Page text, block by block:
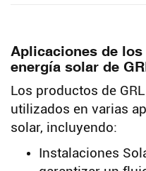
Aplicaciones de
energía solar de
Los productos de
utilizados en varias
solar, incluyendo:
Instalaciones